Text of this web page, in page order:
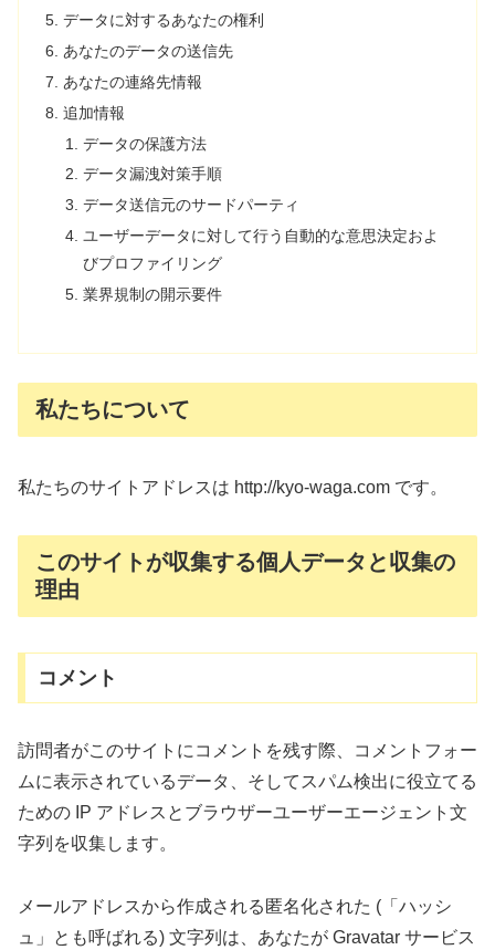
データに対するあなたの権利
あなたのデータの送信先
あなたの連絡先情報
追加情報
データの保護方法
データ漏洩対策手順
データ送信元のサードパーティ
ユーザーデータに対して行う自動的な意思決定およ
びプロファイリング
業界規制の開示要件
私たちについて
私たちのサイトアドレスは http://kyo-waga.com です。
このサイトが収集する個人データと収集の
理由
コメント
訪問者がこのサイトにコメントを残す際、コメントフォー
ムに表示されているデータ、そしてスパム検出に役立てる
ための IP アドレスとブラウザーユーザーエージェント文
字列を収集します。
メールアドレスから作成される匿名化された (「ハッシ
ュ」とも呼ばれる) 文字列は、あなたが Gravatar サービス